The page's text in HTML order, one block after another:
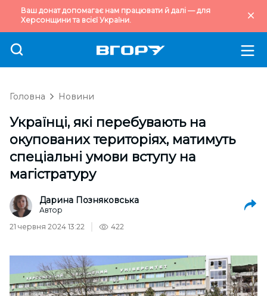
Ваш донат допомагає нам працювати й далі — для
Херсонщини та всієї України.
Головна Новини
Українці, які перебувають на
окупованих територіях, матимуть
спеціальні умови вступу на
магістратуру
Дарина Позняковська
Автор
21 червня 2024 13:22
422